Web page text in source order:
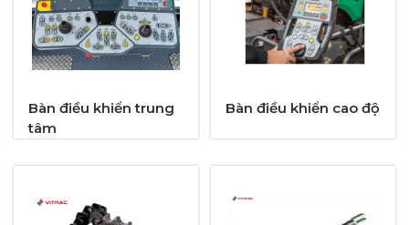
Bàn điều khiển trung
tâm
Bàn điều khiển cao độ